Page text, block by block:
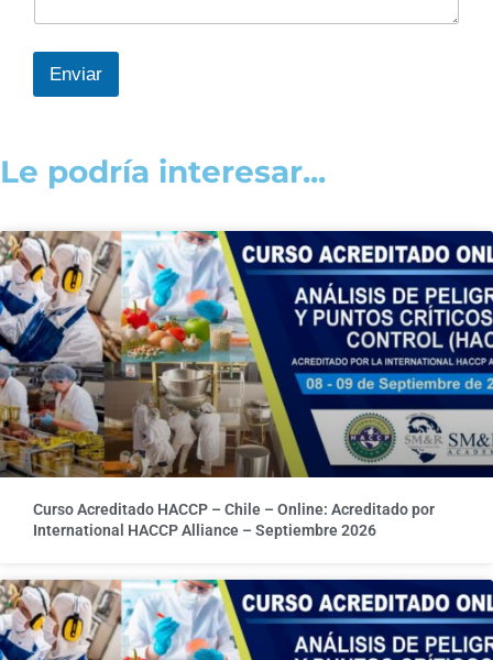
Enviar
Le podría interesar...
Curso Acreditado HACCP – Chile – Online: Acreditado por
International HACCP Alliance – Septiembre 2026